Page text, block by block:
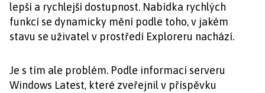
lepší a rychlejší dostupnost. Nabídka rychlých
funkcí se dynamicky mění podle toho, v jakém
stavu se uživatel v prostředí Exploreru nachází.
Je s tím ale problém. Podle informací serveru
Windows Latest, které zveřejnil v příspěvku